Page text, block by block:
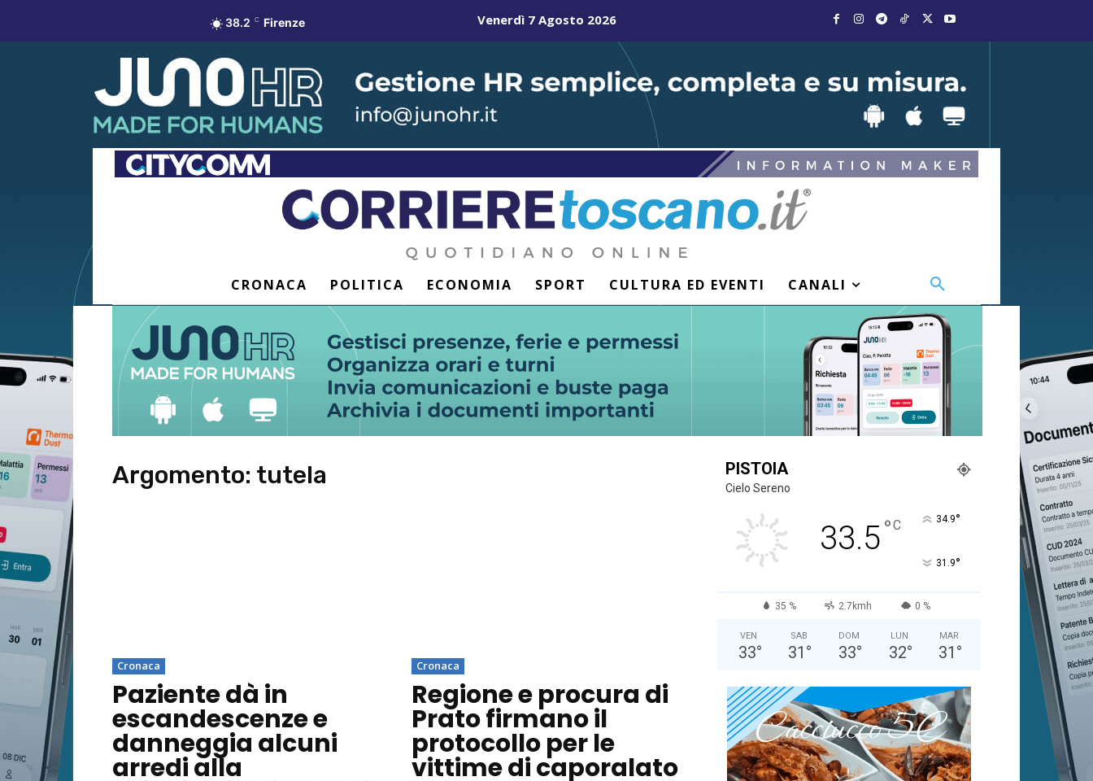
38.2 C Firenze Venerdì 7 Agosto 2026
CRONACA POLITICA ECONOMIA SPORT CULTURA ED EVENTI CANALI
Argomento: tutela
Cronaca
Paziente dà in
escandescenze e
danneggia alcuni
arredi alla
Cronaca
Regione e procura di
Prato firmano il
protocollo per le
vittime di caporalato
PISTOIA
Cielo Sereno
33.5°C 34.9°
31.9°
35 % 2.7kmh 0 %
VEN
33°
SAB
31 °
DOM
33°
LUN
32°
MAR
31 °